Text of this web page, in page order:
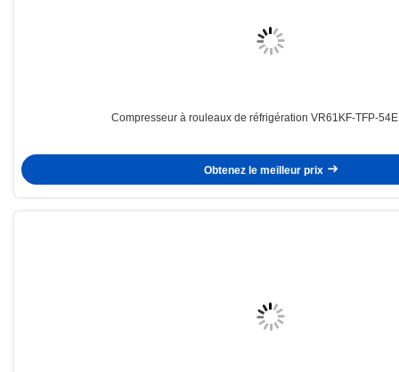
Compresseur à rouleaux de réfrigération VR61KF-TFP-
Obtenez le meilleur prix